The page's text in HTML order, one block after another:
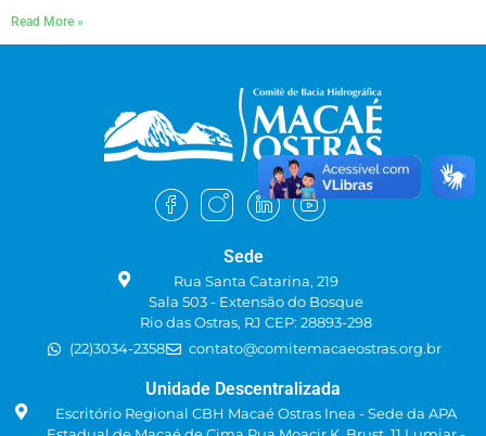
Read More »
Sede
Rua Santa Catarina, 219
Sala 503 - Extensão do Bosque
Rio das Ostras, RJ CEP: 28893-298
(22)3034-2358
contato@comitemacaeostras.org.br
Unidade Descentralizada
Escritório Regional CBH Macaé Ostras Inea - Sede da APA